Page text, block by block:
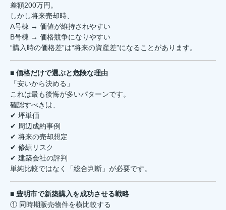
差額200万円。
しかし将来売却時、
A号棟 → 価値が維持されやすい
B号棟 → 価格競争になりやすい
“購入時の価格差”は“将来の資産差”になることがあります。
■ 価格だけで選ぶと危険な理由
「安いから決める」
これは最も後悔が多いパターンです。
確認すべきは、
✔ 坪単価
✔ 周辺成約事例
✔ 将来の売却想定
✔ 修繕リスク
✔ 建築会社の評判
単純比較ではなく「総合判断」が必要です。
■ 豊明市で新築購入を成功させる戦略
① 同時期販売物件を横比較する